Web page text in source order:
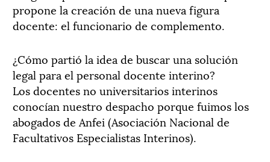
propone la creación de una nueva figura
docente: el funcionario de complemento.
¿Cómo partió la idea de buscar una solución
legal para el personal docente interino?
Los docentes no universitarios interinos
conocían nuestro despacho porque fuimos los
abogados de Anfei (Asociación Nacional de
Facultativos Especialistas Interinos).